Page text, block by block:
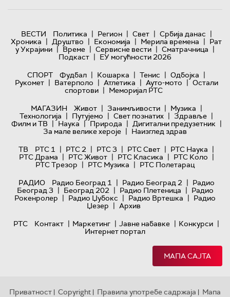
ВЕСТИ Политика | Регион | Свет | Србија данас |
Хроника | Друштво | Економија | Мерила времена | Рат
у Украјини | Време | Сервисне вести | Сматрачница |
Подкаст | ЕУ могућности 2026
СПОРТ
Фудбал | Кошарка | Тенис | Одбојка |
Рукомет | Ватерполо | Атлетика | Ауто-мото | Остали
спортови | Меморијал РТС
МАГАЗИН
Живот | Занимљивости | Музика |
Технологијa | Путујемо | Свет познатих | Здравље |
Филм и ТВ | Наука | Природа | Дигитални предузетник |
За мале велике хероје | Наизглед здрав
ТВ
РТС 1 | РТС 2 | РТС 3 | РТС Свет | РТС Наука |
РТС Драма | РТС Живот | РТС Класика | РТС Коло |
РТС Трезор | РТС Музика | РТС Полетарац
РАДИО
Радио Београд 1 | Радио Београд 2 | Радио
Београд 3 | Београд 202 | Радио Плетеница | Радио
Рокенролер | Радио Џубокс | Радио Вртешка | Радио
Џезер | Архив
РТС
Контакт | Маркетинг | Јавне набавке | Конкурси |
Интернет портал
МАПА САЈТА
Приватност | Copyright | Правила употребе садржаја | Мапа